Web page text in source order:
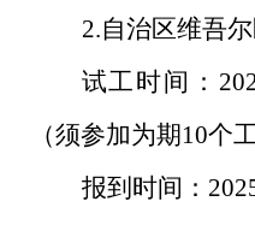
2.自治区维吾尔
试工时间：
（须参加为期10个
报到时间：